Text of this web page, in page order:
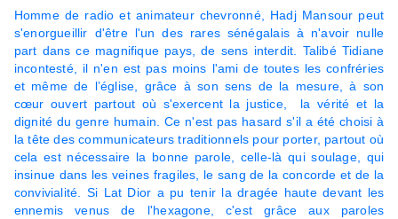
Homme de radio et animateur chevronné, Hadj Mansour peut
s'enorgueillir d'être l'un des rares sénégalais à n'avoir nulle
part dans ce magnifique pays, de sens interdit. Talibé Tidiane
incontesté, il n'en est pas moins l'ami de toutes les confréries
et même de l’église, grâce à son sens de la mesure, à son
cœur ouvert partout où s'exercent la justice, la vérité et la
dignité du genre humain. Ce n'est pas hasard s'il a été choisi à
la tête des communicateurs traditionnels pour porter, partout où
cela est nécessaire la bonne parole, celle-là qui soulage, qui
insinue dans les veines fragiles, le sang de la concorde et de la
convivialité. Si Lat Dior a pu tenir la dragée haute devant les
ennemis venus de l'hexagone, c'est grâce aux paroles